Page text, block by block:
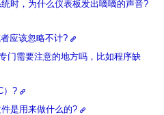
时，为什么仪表板发出嘀嘀的声音?
应该忽略不计?
门需要注意的地方吗，比如程序缺
）?
是用来做什么的?